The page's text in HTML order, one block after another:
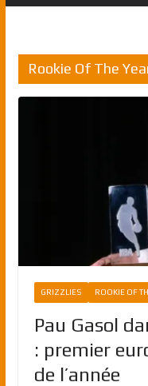
Rookie Of The
GRIZZLIES ROOKIE OF
Pau Gasol
: premier
de l’année